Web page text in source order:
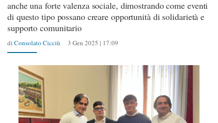
anche una forte valenza sociale, dimostrando come eventi
di questo tipo possano creare opportunità di solidarietà e
supporto comunitario
di Consolato Cicciù 3 Gen 2025 | 17:09